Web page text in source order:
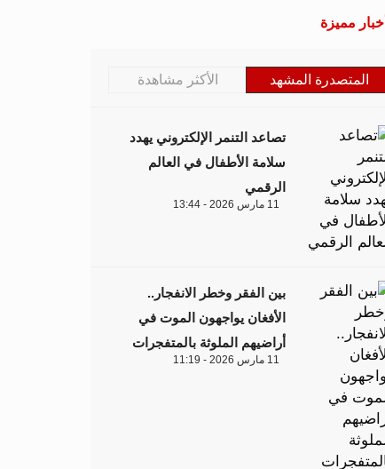
أخبار مميزة
المتصدرة المشهد الأكثر مشاهدة
تصاعد التنمر الإلكتروني يهدد
سلامة الأطفال في العالم
الرقمي
11 مارس 2026 - 13:44
بين الفقر وخطر الانفجار..
الأفغان يواجهون الموت في
أراضيهم الملوثة بالمتفجرات
11 مارس 2026 - 11:19